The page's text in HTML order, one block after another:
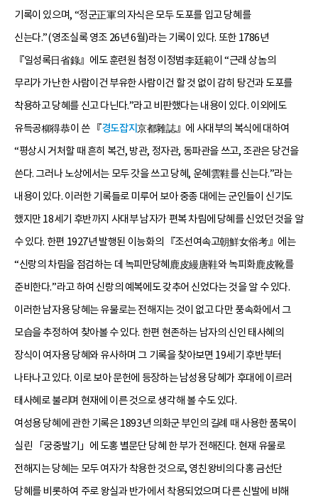
기록이 있으며, “정군正軍의 자식은 모두 도포를 입고 당혜를
신는다.”(영조실록 영조 26년 6월)라는 기록이 있다. 또한 1786년
『일성록日省錄』에도 훈련원 첨정 이정범李廷範이 “근래 상놈의
무리가 가난한 사람이건 부유한 사람이건 할 것 없이 감히 탕건과 도포를
착용하고 당혜를 신고 다닌다.”라고 비판했다는 내용이 있다. 이외에도
유득공柳得恭이 쓴 『경도잡지京都雜誌』에 사대부의 복식에 대하여
“평상시 거처할 때 흔히 복건, 방관, 정자관, 동파관을 쓰고, 조관은 당건을
쓴다. 그러나 노상에서는 모두 갓을 쓰고 당혜, 운혜雲鞋를 신는다.”라는
내용이 있다. 이러한 기록들로 미루어 보아 중종 대에는 군인들이 신기도
했지만 18세기 후반까지 사대부 남자가 편복 차림에 당혜를 신었던 것을 알
수 있다. 한편 1927년 발행된 이능화의 『조선여속고朝鮮女俗考』에는
“신랑의 차림을 점검하는 데 녹피만당혜鹿皮縵唐鞋와 녹피화鹿皮靴를
준비한다.”라고 하여 신랑의 예복에도 갖추어 신었다는 것을 알 수 있다.
이러한 남자용 당혜는 유물로는 전해지는 것이 없고 다만 풍속화에서 그
모습을 추정하여 찾아볼 수 있다. 한편 현존하는 남자의 신인 태사혜의
장식이 여자용 당혜와 유사하며 그 기록을 찾아보면 19세기 후반부터
나타나고 있다. 이로 보아 문헌에 등장하는 남성용 당혜가 후대에 이르러
태사혜로 불리며 현재에 이른 것으로 생각해 볼 수도 있다.
여성용 당혜에 관한 기록은 1893년 의화군 부인의 길례 때 사용한 품목이
실린 「궁중발기」에 도홍 별문단 당혜 한 부가 전해진다. 현재 유물로
전해지는 당혜는 모두 여자가 착용한 것으로, 영친왕비의 다홍 금선단
당혜를 비롯하여 주로 왕실과 반가에서 착용되었으며 다른 신발에 비해